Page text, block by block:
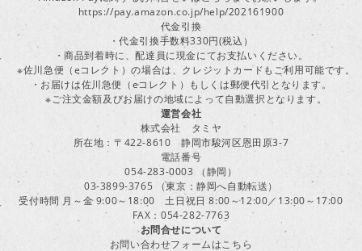
https://pay.amazon.co.jp/help/202161900
代金引換
・代金引換手数料330円(税込）
・商品到着時に、配達員に現金にてお支払いください。
※佐川急便（eコレクト）の場合は、クレジットカードもご利用可能です。
・お届けは佐川急便（eコレクト）もしくは郵便代引となります。
※ご注文金額及びお届けの地域によって自動選択となります。
運営会社
株式会社 タミヤ
所在地：〒422-8610 静岡市駿河区恩田原3-7
電話番号
054-283-0003 （静岡）
03-3899-3765 （東京：静岡へ自動転送）
受付時間 月～金 9:00～18:00 土日祝日 8:00～12:00／13:00～17:00
FAX：054-282-7763
お問合せについて
お問い合わせフォームはこちら